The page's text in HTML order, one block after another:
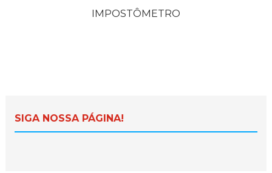
IMPOSTÔMETRO
SIGA NOSSA PÁGINA!